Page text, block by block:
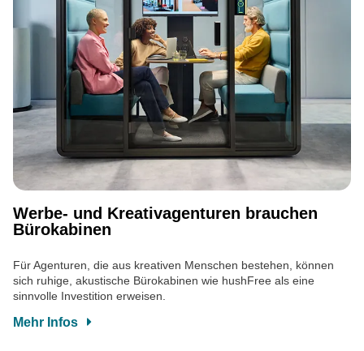
Werbe- und Kreativagenturen brauchen
Bürokabinen
Für Agenturen, die aus kreativen Menschen bestehen, können
sich ruhige, akustische Bürokabinen wie hushFree als eine
sinnvolle Investition erweisen.
Mehr Infos